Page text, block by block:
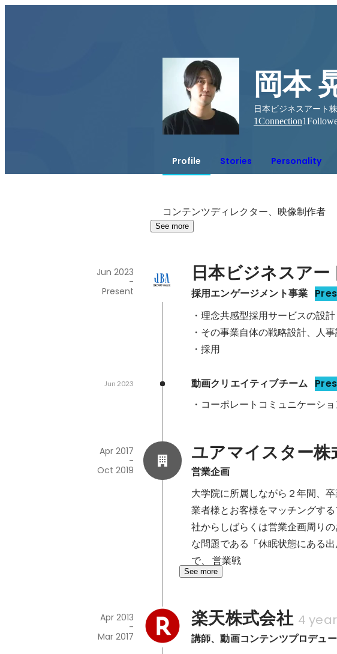
岡本
日本ビジネスアート
1Connection1
Profile Stories Personality
コンテンツディレクター、映像制作者
See more
日本ビジネスアー
採用エンゲージメント事業
Jun 2023
-
Present
・理念共感型採用サービスの設計
・その事業自体の戦略設計、人
・採用
動画クリエイティブチーム
Jun 2023
・コーポレートコミュニケーシ
ユアマイスター株
営業企画
Apr 2017
-
Oct 2019
大学院に所属しながら２年間、
業者様とお客様をマッチングす
社からしばらくは営業企画周り
な問題である「休眠状態にある
で、 営業戦
See more
楽天株式会社 4
講師、動画コンテンツプロデュ
Apr 2013
-
Mar 2017